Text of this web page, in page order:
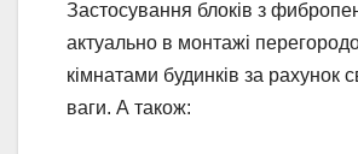
Застосування блоків з
актуально в монтажі
кімнатами будинків за рахунок
ваги. А також: